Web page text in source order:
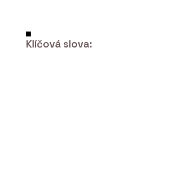
Klíčová slova: